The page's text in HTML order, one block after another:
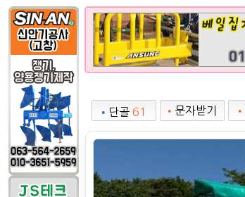
• 단골 61 • 문자받기 •